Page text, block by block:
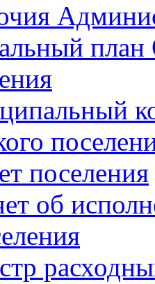
план
поселения
об